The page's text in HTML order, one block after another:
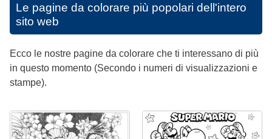
Le pagine da colorare più popolari dell'intero
sito web
Ecco le nostre pagine da colorare che ti interessano di più
in questo momento (Secondo i numeri di visualizzazioni e
stampe).